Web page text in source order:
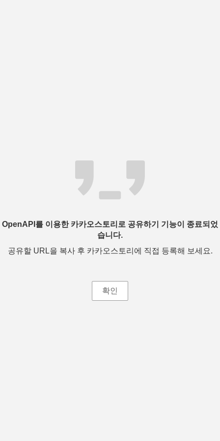
OpenAPI를 이용한 카카오스토리로 공유하기 기능이 종료되었
습니다.
공유할 URL을 복사 후 카카오스토리에 직접 등록해 보세요.
확인